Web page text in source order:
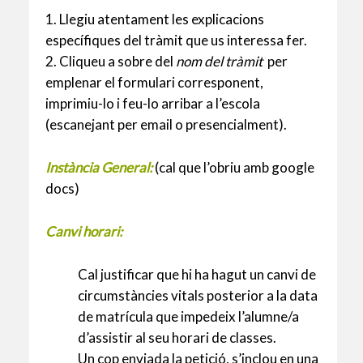
1. Llegiu atentament les explicacions
específiques del tràmit que us interessa fer.
2. Cliqueu a sobre del nom del tràmitper
emplenar el formulari corresponent,
imprimiu-lo i feu-lo arribar a l’escola
(escanejant per email o presencialment).
Instància General:(cal que l’obriu amb google
docs)
Canvi horari:
Cal justificar que hi ha hagut un canvi de
circumstàncies vitals posterior a la data
de matrícula que impedeix l’alumne/a
d’assistir al seu horari de classes.
Un cop enviada la petició, s’inclou en una